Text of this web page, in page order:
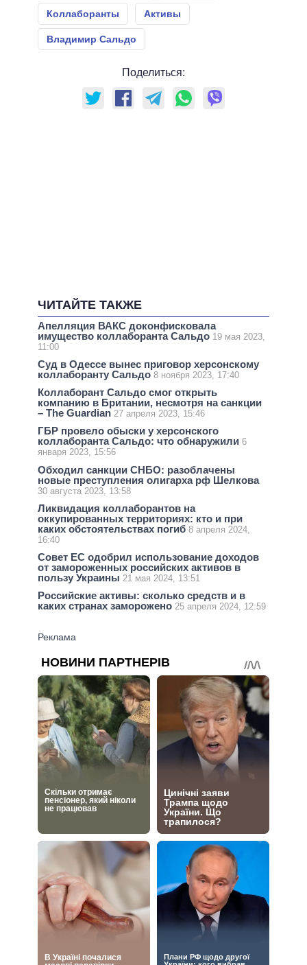
Коллаборанты Активы
Владимир Сальдо
Поделиться:
ЧИТАЙТЕ ТАКЖЕ
Апелляция ВАКС доконфисковала
имущество коллаборанта Сальдо 19 мая 2023,
11:00
Суд в Одессе вынес приговор херсонскому
коллаборанту Сальдо 8 ноября 2023, 17:40
Коллаборант Сальдо смог открыть
компанию в Британии, несмотря на санкции
– The Guardian 27 апреля 2023, 15:46
ГБР провело обыски у херсонского
коллаборанта Сальдо: что обнаружили 6
января 2023, 15:56
Обходил санкции СНБО: разоблачены
новые преступления олигарха рф Шелкова
30 августа 2023, 13:58
Ликвидация коллаборантов на
оккупированных территориях: кто и при
каких обстоятельствах погиб 8 апреля 2024,
16:40
Совет ЕС одобрил использование доходов
от замороженных российских активов в
пользу Украины 21 мая 2024, 13:51
Российские активы: сколько средств и в
каких странах заморожено 25 апреля 2024, 12:59